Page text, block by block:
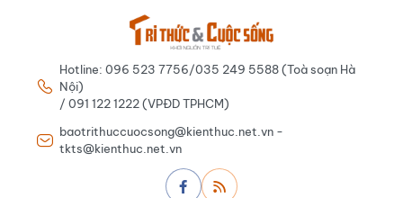
Hotline: 096 523 7756/035 249 5588 (Toà soạn Hà
Nội)
/ 091 122 1222 (VPĐD TPHCM)
baotrithuccuocsong@kienthuc.net.vn -
tkts@kienthuc.net.vn